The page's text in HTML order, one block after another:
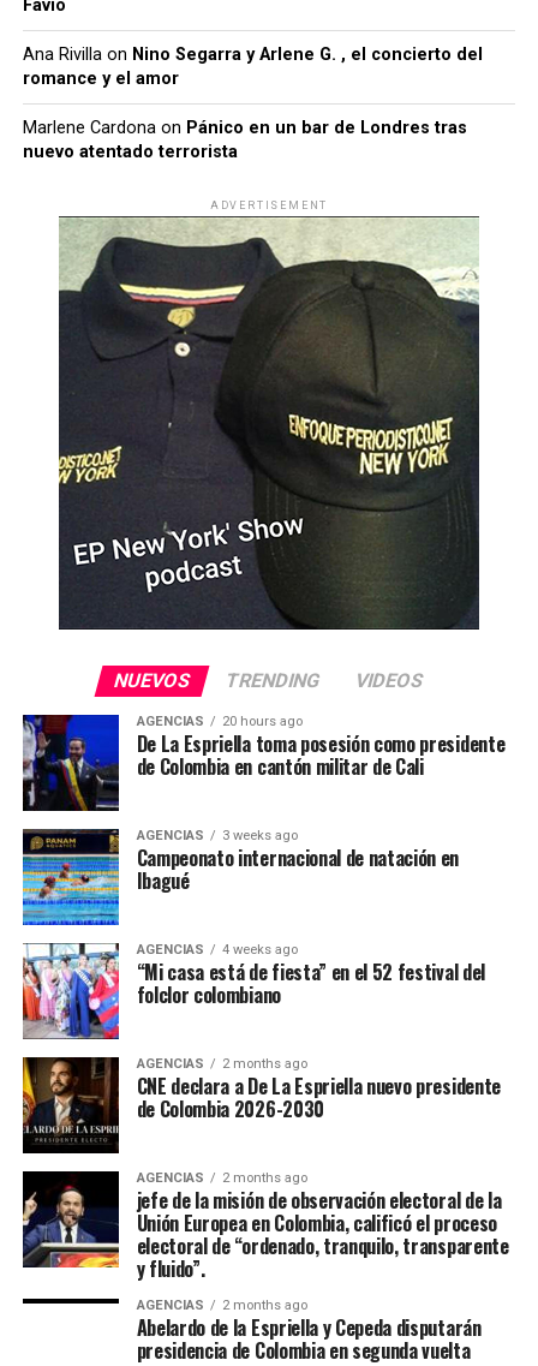
Favio
Ana Rivillaon Nino Segarra y Arlene G. , el concierto del
romance y el amor
Marlene Cardonaon Pánico en un bar de Londres tras
nuevo atentado terrorista
ADVERTISEMENT
NUEVOS TRENDING VIDEOS
AGENCIAS 20 hours ago
De La Espriella toma posesión como presidente
de Colombia en cantón militar de Cali
AGENCIAS 3 weeks ago
Campeonato internacional de natación en
Ibagué
AGENCIAS 4 weeks ago
“Mi casa está de fiesta” en el 52 festival del
folclor colombiano
AGENCIAS 2 months ago
CNE declara a De La Espriella nuevo presidente
de Colombia 2026-2030
AGENCIAS 2 months ago
jefe de la misión de observación electoral de la
Unión Europea en Colombia, calificó el proceso
electoral de “ordenado, tranquilo, transparente
y fluido”.
AGENCIAS 2 months ago
Abelardo de la Espriella y Cepeda disputarán
presidencia de Colombia en segunda vuelta